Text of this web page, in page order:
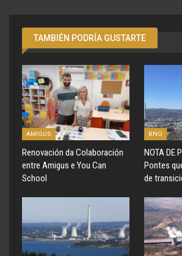
TAMBIÉN PODRÍA GUSTARTE
AMIGUS
Renovación da Colaboración
entre Amigus e You Can
School
BNG
NOTA DE
Pontes
de